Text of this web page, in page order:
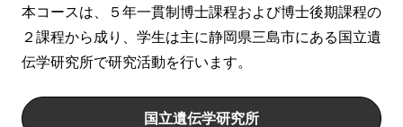
本コースは、５年一貫制博士課程および博士後期課程の
２課程から成り、学生は主に静岡県三島市にある国立遺
伝学研究所で研究活動を行います。
国立遺伝学研究所